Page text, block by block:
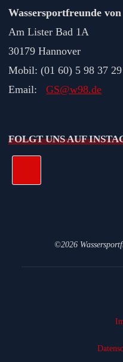
Wassersportfreunde
Am Lister Bad 1A
30179 Hannover
Mobil: (01 60) 5 98 37 29
Email:GS@w98.de
FOLGT UNS AUF
©2026